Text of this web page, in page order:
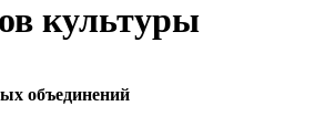
культуры
объединений